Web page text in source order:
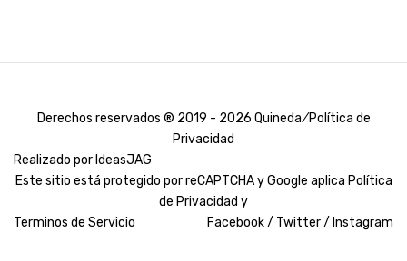
Derechos reservados ® 2019 - 2026 Quineda ⁄Política de
Privacidad
Realizado por IdeasJAG
Este sitio está protegido por reCAPTCHA y Google aplica Política
de Privacidad y
Terminos de Servicio
Facebook / Twitter / Instagram